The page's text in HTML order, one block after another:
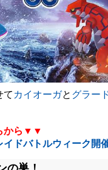
て カイオーガと グラー
から▼▼
ドバトルウィーク開